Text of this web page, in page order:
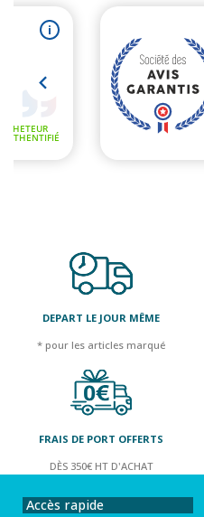
DEPART LE JOUR MÊME
* pour les articles marqué
FRAIS DE PORT OFFERTS
DÈS 350€ HT D'ACHAT
Accès rapide